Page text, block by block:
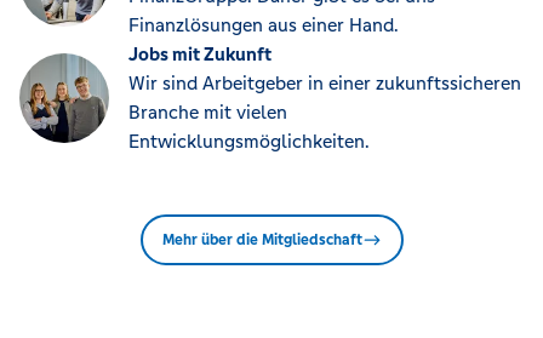
Finanzlösungen aus einer Hand.
Jobs mit Zukunft
Wir sind Arbeitgeber in einer zukunftssicheren
Branche mit vielen
Entwicklungsmöglichkeiten.
Mehr über die Mitgliedschaft